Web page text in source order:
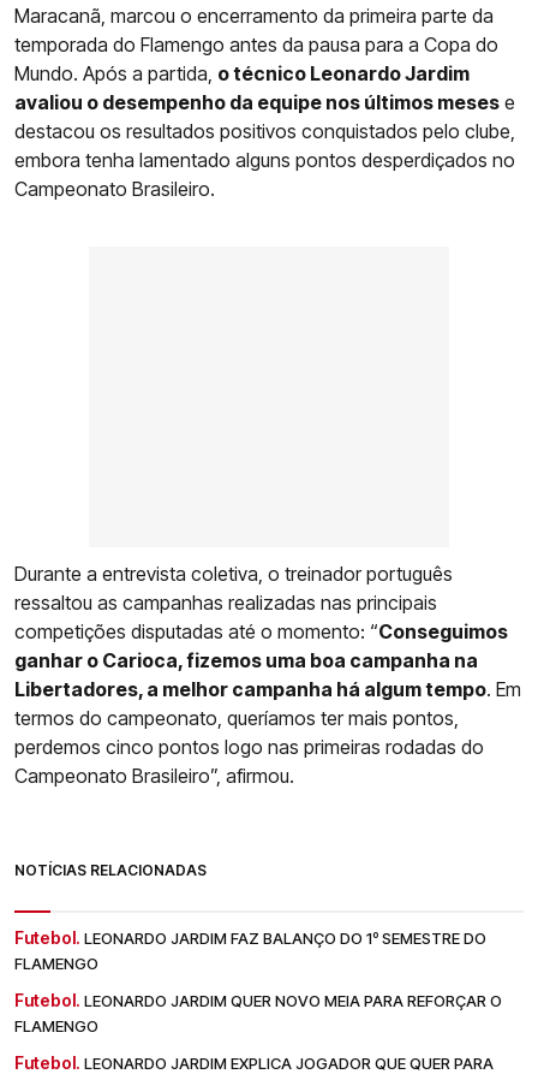
Maracanã, marcou o encerramento da primeira parte da
temporada do Flamengo antes da pausa para a Copa do
Mundo. Após a partida, o técnico Leonardo Jardim
avaliou o desempenho da equipe nos últimos meses e
destacou os resultados positivos conquistados pelo clube,
embora tenha lamentado alguns pontos desperdiçados no
Campeonato Brasileiro.
Durante a entrevista coletiva, o treinador português
ressaltou as campanhas realizadas nas principais
competições disputadas até o momento: “Conseguimos
ganhar o Carioca, fizemos uma boa campanha na
Libertadores, a melhor campanha há algum tempo. Em
termos do campeonato, queríamos ter mais pontos,
perdemos cinco pontos logo nas primeiras rodadas do
Campeonato Brasileiro”, afirmou.
NOTÍCIAS RELACIONADAS
Futebol. LEONARDO JARDIM FAZ BALANÇO DO 1º SEMESTRE DO
FLAMENGO
Futebol. LEONARDO JARDIM QUER NOVO MEIA PARA REFORÇAR O
FLAMENGO
Futebol. LEONARDO JARDIM EXPLICA JOGADOR QUE QUER PARA